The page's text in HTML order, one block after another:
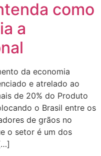
como
a
da economia
e atrelado ao
de 20% do Produto
o Brasil entre os
de grãos no
o setor é um dos